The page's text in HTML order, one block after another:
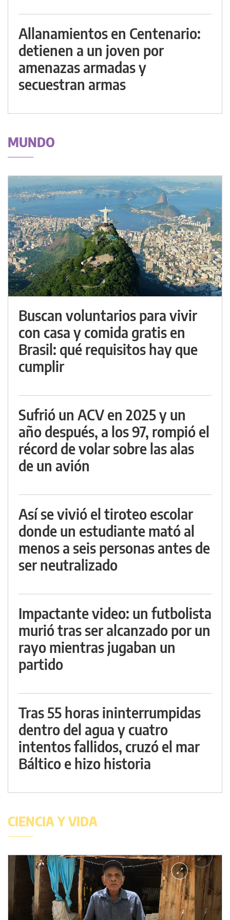
Allanamientos en Centenario:
detienen a un joven por
amenazas armadas y
secuestran armas
MUNDO
Buscan voluntarios para vivir
con casa y comida gratis en
Brasil: qué requisitos hay que
cumplir
Sufrió un ACV en 2025 y un
año después, a los 97, rompió el
récord de volar sobre las alas
de un avión
Así se vivió el tiroteo escolar
donde un estudiante mató al
menos a seis personas antes de
ser neutralizado
Impactante video: un futbolista
murió tras ser alcanzado por un
rayo mientras jugaban un
partido
Tras 55 horas ininterrumpidas
dentro del agua y cuatro
intentos fallidos, cruzó el mar
Báltico e hizo historia
CIENCIA Y VIDA